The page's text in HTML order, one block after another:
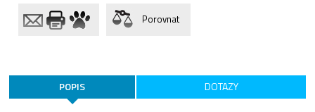
Porovnat
POPIS DOTAZY